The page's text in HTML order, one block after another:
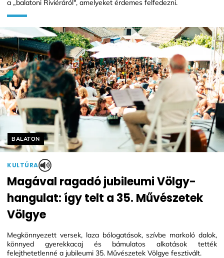
a „balatoni Riviéráról", amelyeket érdemes felfedezni.
Helyszín címkék:
BALATON
KULTÚRA
Magával ragadó jubileumi Völgy-
hangulat: így telt a 35. Művészetek
Völgye
Megkönnyezett versek, laza bólogatások, szívbe markoló dalok,
könnyed gyerekkacaj és bámulatos alkotások tették
felejthetetlenné a jubileumi 35. Művészetek Völgye fesztivált.